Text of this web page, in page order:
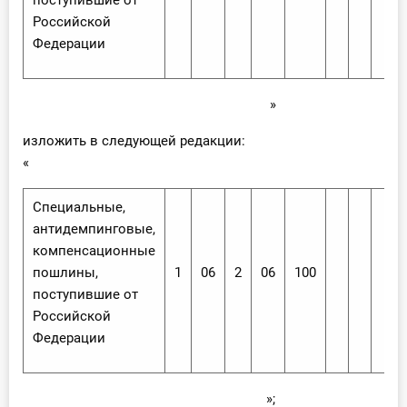
Российской
Федерации
»
изложить в следующей редакции:
«
Специальные,
антидемпинговые,
компенсационные
пошлины,
поступившие от
Российской
Федерации
1 06 2 06 100
»;